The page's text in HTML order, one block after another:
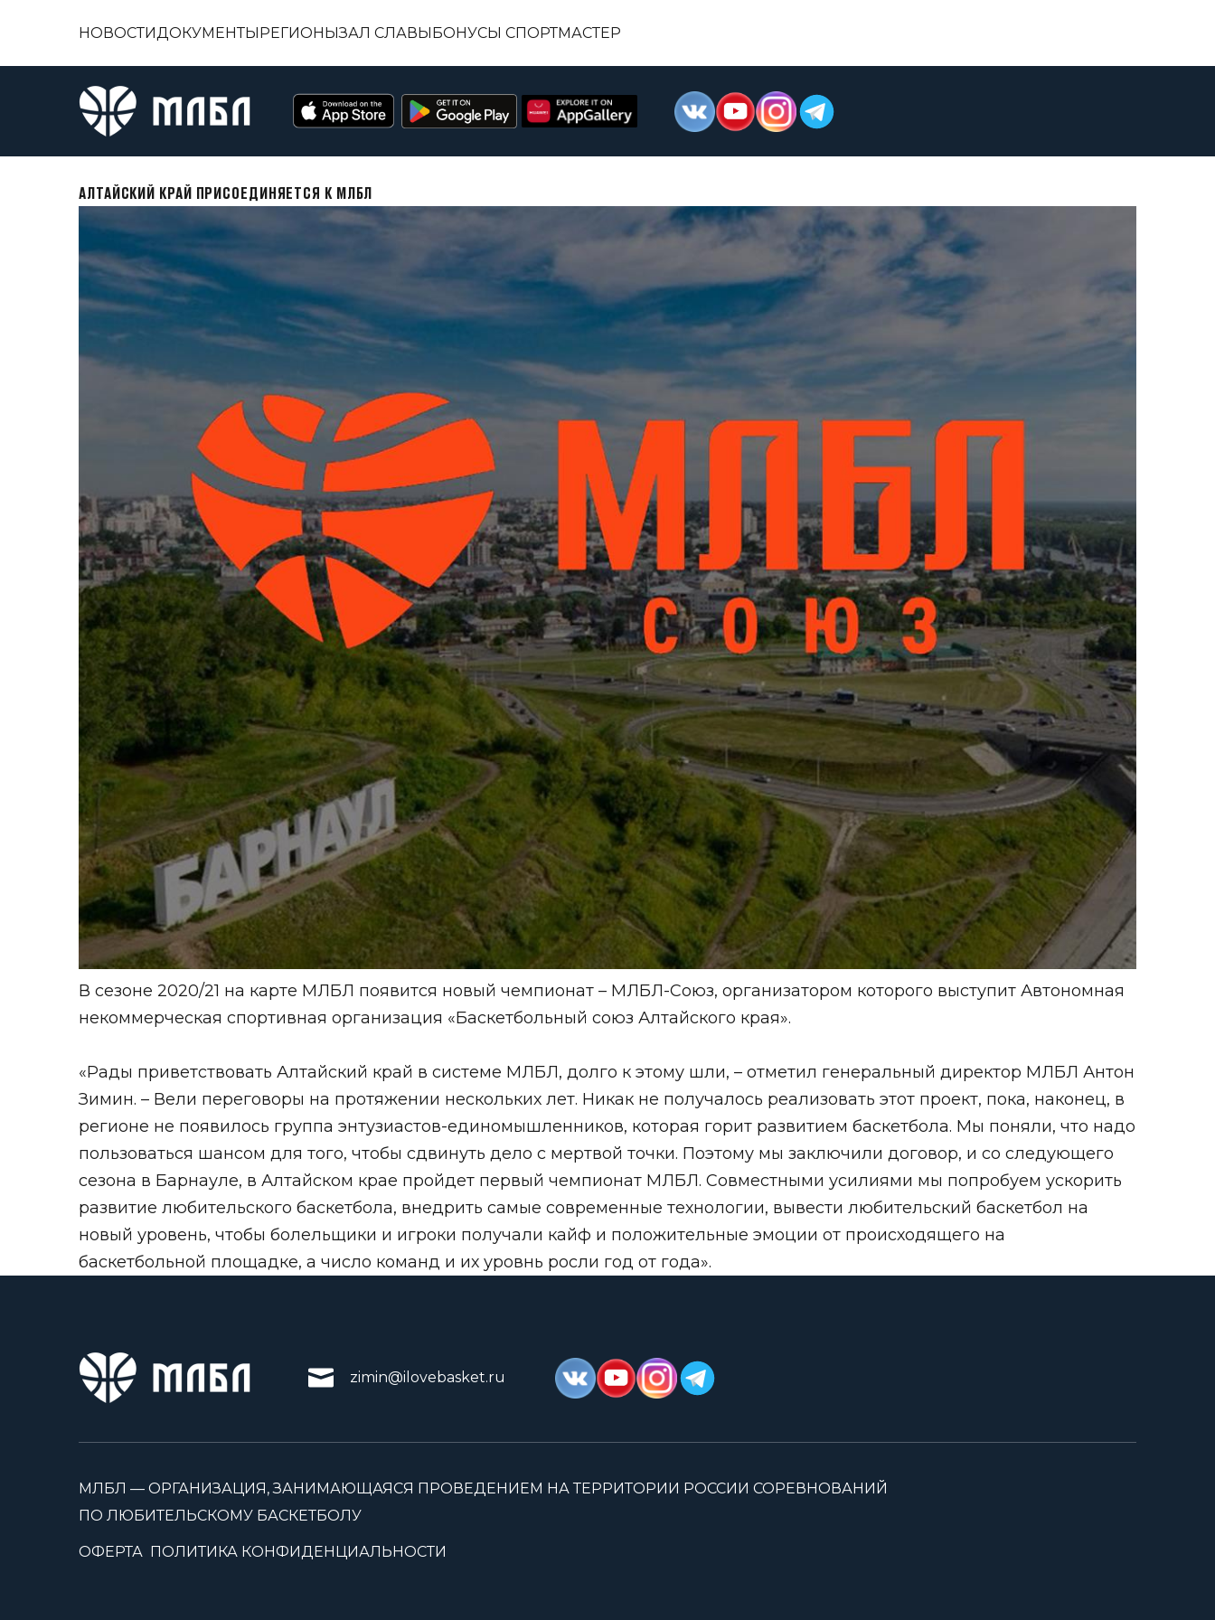
НОВОСТИДОКУМЕНТЫРЕГИОНЫЗАЛ СЛАВЫБОНУСЫ СПОРТМАСТЕР
АЛТАЙСКИЙ КРАЙ ПРИСОЕДИНЯЕТСЯ К МЛБЛ
В сезоне 2020/21 на карте МЛБЛ появится новый чемпионат – МЛБЛ-Союз, организатором которого выступит Автономная
некоммерческая спортивная организация «Баскетбольный союз Алтайского края».
«Рады приветствовать Алтайский край в системе МЛБЛ, долго к этому шли, – отметил генеральный директор МЛБЛ Антон
Зимин. – Вели переговоры на протяжении нескольких лет. Никак не получалось реализовать этот проект, пока, наконец, в
регионе не появилось группа энтузиастов-единомышленников, которая горит развитием баскетбола. Мы поняли, что надо
пользоваться шансом для того, чтобы сдвинуть дело с мертвой точки. Поэтому мы заключили договор, и со следующего
сезона в Барнауле, в Алтайском крае пройдет первый чемпионат МЛБЛ. Совместными усилиями мы попробуем ускорить
развитие любительского баскетбола, внедрить самые современные технологии, вывести любительский баскетбол на
новый уровень, чтобы болельщики и игроки получали кайф и положительные эмоции от происходящего на
баскетбольной площадке, а число команд и их уровнь росли год от года».
zimin@ilovebasket.ru
МЛБЛ — ОРГАНИЗАЦИЯ, ЗАНИМАЮЩАЯСЯ ПРОВЕДЕНИЕМ НА ТЕРРИТОРИИ РОССИИ СОРЕВНОВАНИЙ
ПО ЛЮБИТЕЛЬСКОМУ БАСКЕТБОЛУ
ОФЕРТА ПОЛИТИКА КОНФИДЕНЦИАЛЬНОСТИ